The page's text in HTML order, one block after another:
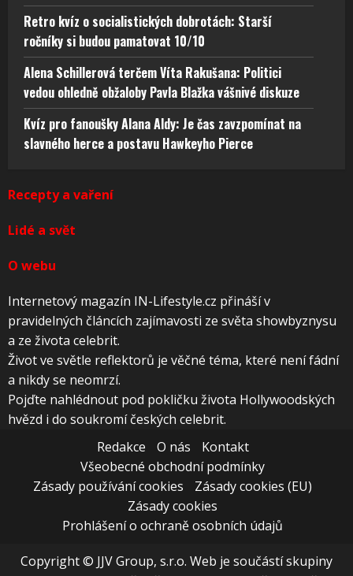
Retro kvíz o socialistických dobrotách: Starší
ročníky si budou pamatovat 10/10
Alena Schillerová terčem Víta Rakušana: Politici
vedou ohledně obžaloby Pavla Blažka vášnivé diskuze
Kvíz pro fanoušky Alana Aldy: Je čas zavzpomínat na
slavného herce a postavu Hawkeyho Pierce
Recepty a vaření
Lidé a svět
O webu
Internetový magazín IN-Lifestyle.cz přináší v
pravidelných článcích zajímavosti ze světa showbyznysu
a ze života celebrit.
Život ve světle reflektorů je věčné téma, které není fádní
a nikdy se neomrzí.
Pojďte nahlédnout pod pokličku života Hollywoodských
hvězd i do soukromí českých celebrit.
Redakce
O nás
Kontakt
Všeobecné obchodní podmínky
Zásady používání cookies
Zásady cookies (EU)
Zásady cookies
Prohlášení o ochraně osobních údajů
Copyright © JJV Group, s.r.o. Web je součástí skupiny